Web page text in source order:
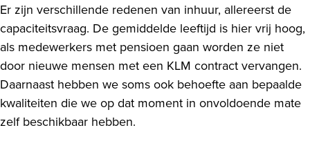
Er zijn verschillende redenen van inhuur, allereerst de
capaciteitsvraag. De gemiddelde leeftijd is hier vrij hoog,
als medewerkers met pensioen gaan worden ze niet
door nieuwe mensen met een KLM contract vervangen.
Daarnaast hebben we soms ook behoefte aan bepaalde
kwaliteiten die we op dat moment in onvoldoende mate
zelf beschikbaar hebben.